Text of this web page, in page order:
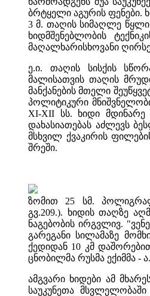
ბრტყელი აგურის ფენები.
3 მ. თაღის სიმაღლე
ხიდმშენებლობის
მაღალხარისხოვანი
ე.ი. თაღის სისქის
მალისათვის თაღის
მანქანების მთელი
პოლიტიკური
XI-XII სს. ხიდი მდინარე
დახასიათებას აძლევს
მსხვილ ქვაკირის
შრეში.
ზომით 25 სმ.
გვ.209.). ხიდის თაღზე
ნაგებობის ირგვლივ.
გარეგანი სილამაზე
ქედიდან 10 კმ
ცნობილმა რუსმა ექიმმა -
ამგვარი ხიდები ამ
საუკუნეთა